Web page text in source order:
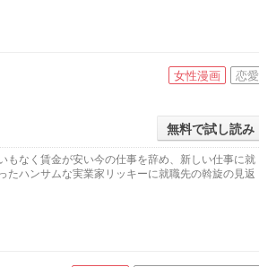
女性漫画 恋愛
無料で試し読み
もなく賃金が安い今の仕事を辞め、新しい仕事に就
たハンサムな実業家リッキーに就職先の斡旋の見返